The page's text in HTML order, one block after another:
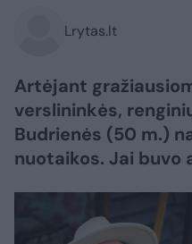
Lrytas.lt
Artėjant
verslininkės,
Budrienės (50 m.)
nuotaikos. Jai